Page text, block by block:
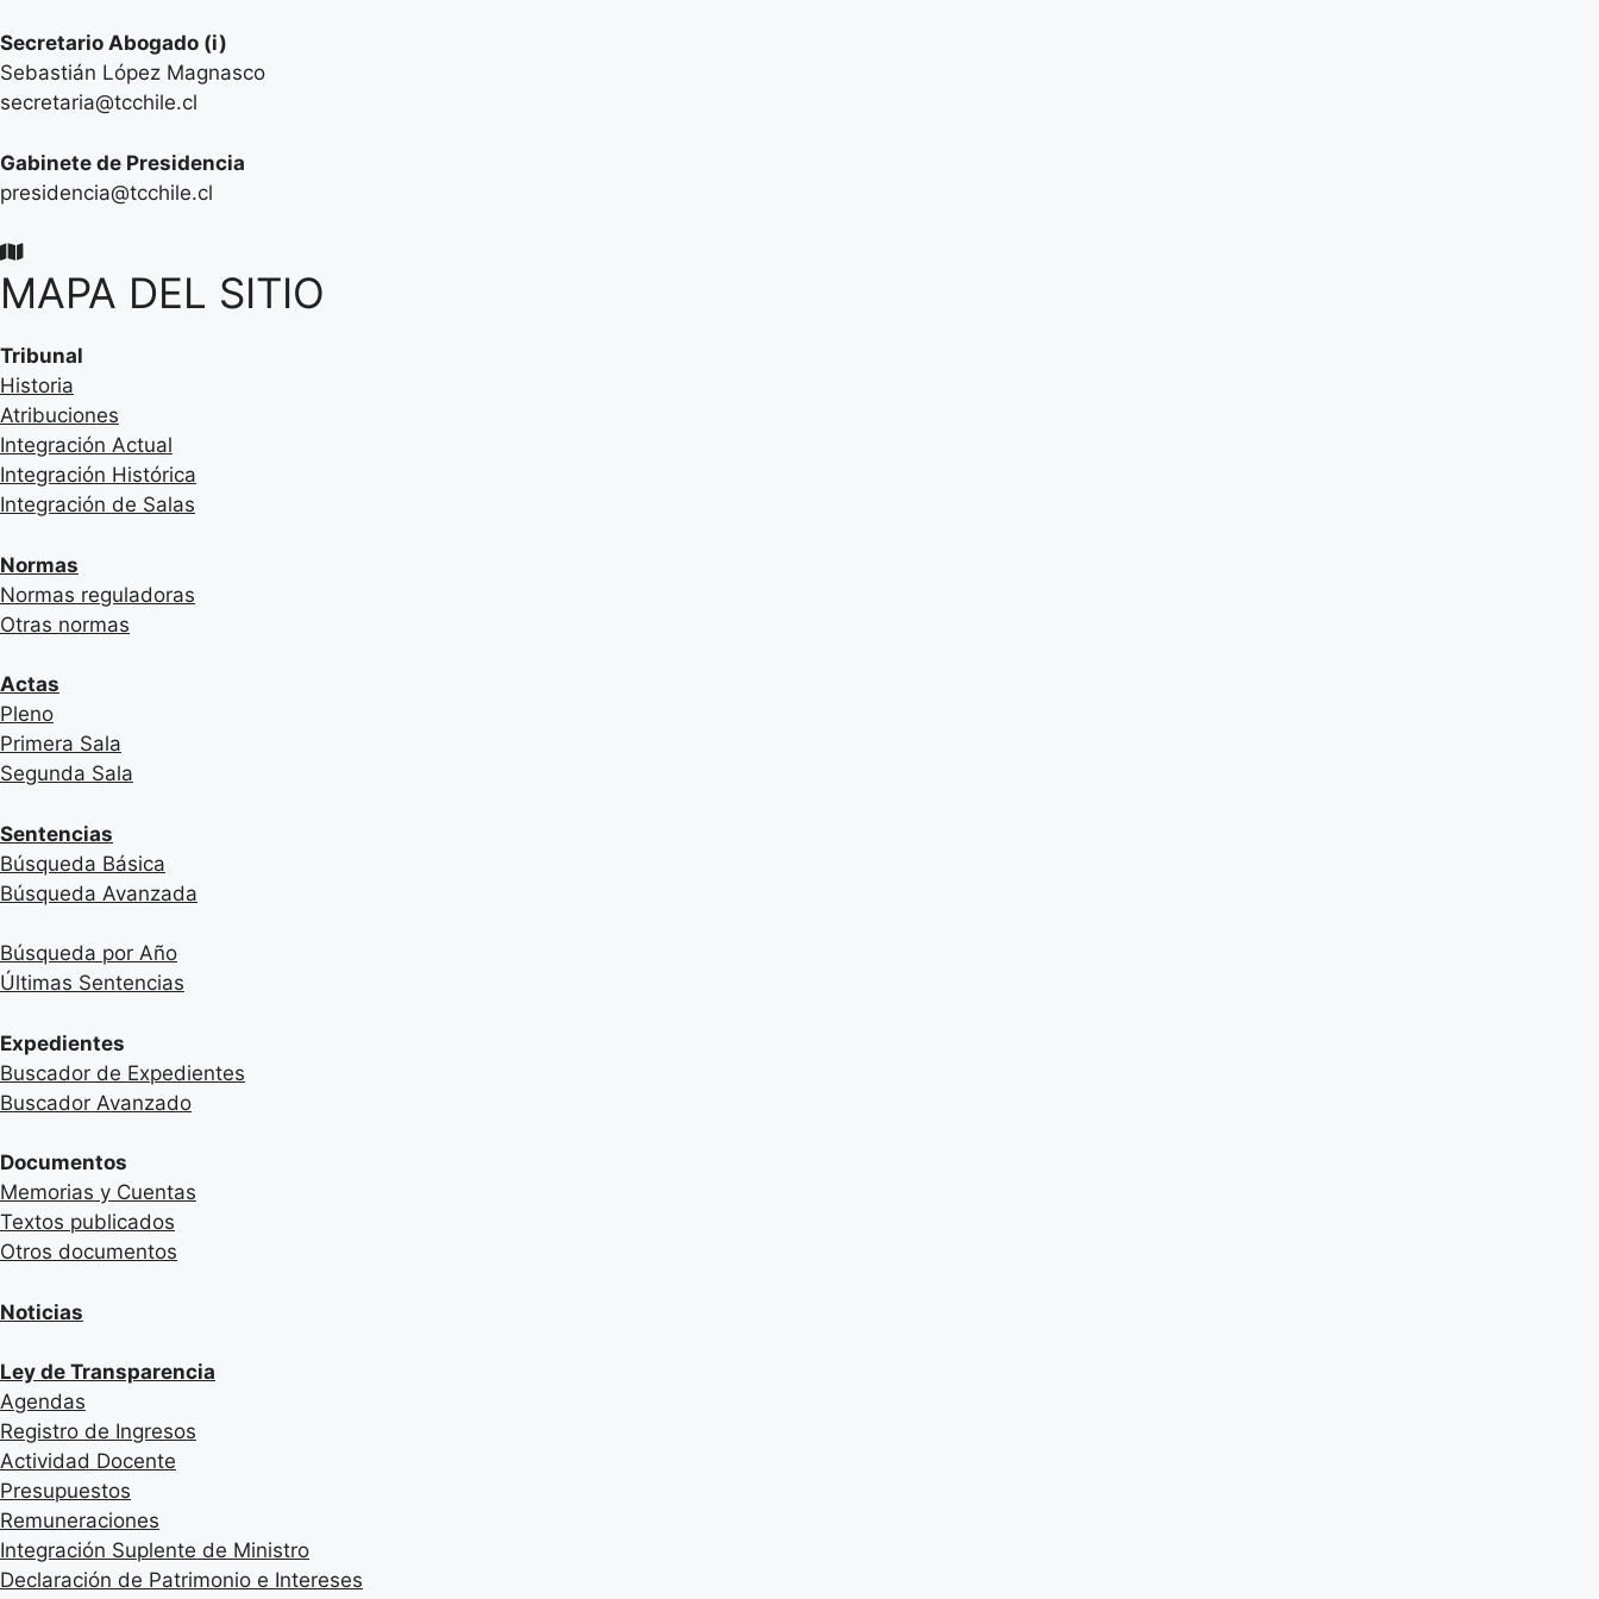
Secretario Abogado (i)
Sebastián López Magnasco
secretaria@tcchile.cl
Gabinete de Presidencia
presidencia@tcchile.cl
MAPA DEL SITIO
Tribunal
Historia
Atribuciones
Integración Actual
Integración Histórica
Integración de Salas
Normas
Normas reguladoras
Otras normas
Actas
Pleno
Primera Sala
Segunda Sala
Sentencias
Búsqueda Básica
Búsqueda Avanzada
Búsqueda por Año
Últimas Sentencias
Expedientes
Buscador de Expedientes
Buscador Avanzado
Documentos
Memorias y Cuentas
Textos publicados
Otros documentos
Noticias
Ley de Transparencia
Agendas
Registro de Ingresos
Actividad Docente
Presupuestos
Remuneraciones
Integración Suplente de Ministro
Declaración de Patrimonio e Intereses